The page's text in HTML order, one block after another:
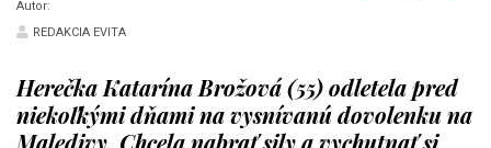
Autor:
REDAKCIA EVITA
Herečka Katarína Brožová (55) odletela pred
niekoľkými dňami na vysnívanú dovolenku na
Maledivy. Chcela nabrať sily a vychutnať si